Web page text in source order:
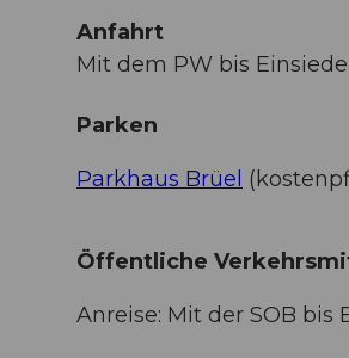
Anfahrt
Mit dem PW bis
Parken
Parkhaus Brüel
Öffentliche
Anreise: Mit der SOB bis